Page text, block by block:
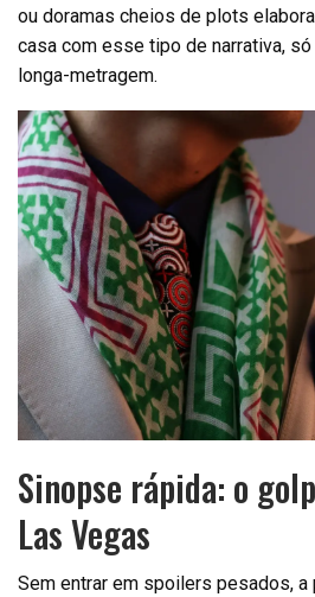
ou doramas cheios de plots
casa com esse tipo de narrativa,
longa-metragem.
Sinopse rápida: o
Las Vegas
Sem entrar em spoilers pesados, a